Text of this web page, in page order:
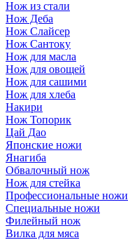
Нож из стали
Нож Деба
Нож Слайсер
Нож Сантоку
Нож для масла
Нож для овощей
Нож для сашими
Нож для хлеба
Накири
Нож Топорик
Цай Дао
Японские ножи
Янагиба
Обвалочный нож
Нож для стейка
Профессиональные ножи
Специальные ножи
Филейный нож
Вилка для мяса